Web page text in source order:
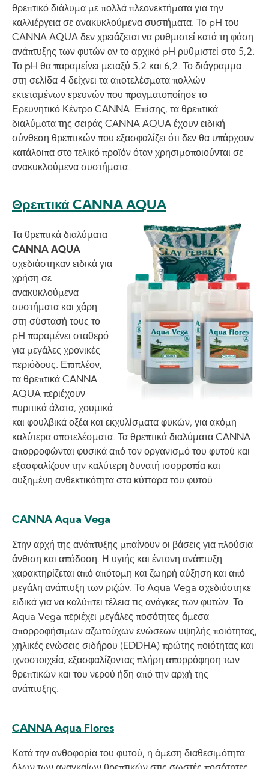
θρεπτικό διάλυμα με πολλά πλεονεκτήματα για την
καλλιέργεια σε ανακυκλούμενα συστήματα. Το pH του
CANNA AQUA δεν χρειάζεται να ρυθμιστεί κατά τη φάση
ανάπτυξης των φυτών αν το αρχικό pH ρυθμιστεί στο 5,2.
Το pH θα παραμείνει μεταξύ 5,2 και 6,2. Το διάγραμμα
στη σελίδα 4 δείχνει τα αποτελέσματα πολλών
εκτεταμένων ερευνών που πραγματοποίησε το
Ερευνητικό Κέντρο CANNA. Επίσης, τα θρεπτικά
διαλύματα της σειράς CANNA AQUA έχουν ειδική
σύνθεση θρεπτικών που εξασφαλίζει ότι δεν θα υπάρχουν
κατάλοιπα στο τελικό προϊόν όταν χρησιμοποιούνται σε
ανακυκλούμενα συστήματα.
Θρεπτικά CANNA AQUA
Image
Τα θρεπτικά διαλύματα
CANNA AQUA
σχεδιάστηκαν ειδικά για
χρήση σε
ανακυκλούμενα
συστήματα και χάρη
στη σύστασή τους το
pH παραμένει σταθερό
για μεγάλες χρονικές
περιόδους. Επιπλέον,
τα θρεπτικά CANNA
AQUA περιέχουν
πυριτικά άλατα, χουμικά
και φουλβικά οξέα και εκχυλίσματα φυκών, για ακόμη
καλύτερα αποτελέσματα. Τα θρεπτικά διαλύματα CANNA
απορροφώνται φυσικά από τον οργανισμό του φυτού και
εξασφαλίζουν την καλύτερη δυνατή ισορροπία και
αυξημένη ανθεκτικότητα στα κύτταρα του φυτού.
CANNA Aqua Vega
Στην αρχή της ανάπτυξης μπαίνουν οι βάσεις για πλούσια
άνθιση και απόδοση. Η υγιής και έντονη ανάπτυξη
χαρακτηρίζεται από απότομη και ζωηρή αύξηση και από
μεγάλη ανάπτυξη των ριζών. Το Aqua Vega σχεδιάστηκε
ειδικά για να καλύπτει τέλεια τις ανάγκες των φυτών. Το
Aqua Vega περιέχει μεγάλες ποσότητες άμεσα
απορροφήσιμων αζωτούχων ενώσεων υψηλής ποιότητας,
χηλικές ενώσεις σιδήρου (EDDHA) πρώτης ποιότητας και
ιχνοστοιχεία, εξασφαλίζοντας πλήρη απορρόφηση των
θρεπτικών και του νερού ήδη από την αρχή της
ανάπτυξης.
CANNA Aqua Flores
Κατά την ανθοφορία του φυτού, η άμεση διαθεσιμότητα